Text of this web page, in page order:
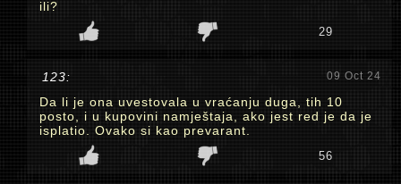
ili?
29
123: 09 Oct 24
Da li je ona uvestovala u vraćanju duga, tih 10
posto, i u kupovini namještaja, ako jest red je da je
isplatio. Ovako si kao prevarant.
56